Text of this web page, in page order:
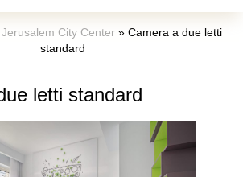
City Center» Camera a due letti
standard
letti standard